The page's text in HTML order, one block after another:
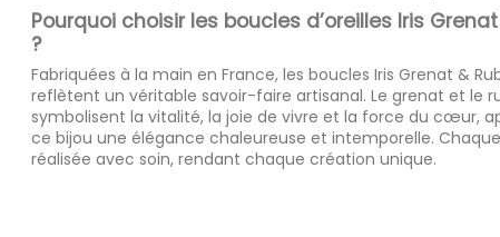
Pourquoi choisir les boucles d’oreilles Iris
?
Fabriquées à la main en France, les boucles Iris Grenat &
reflètent un véritable savoir-faire artisanal. Le grenat et le
symbolisent la vitalité, la joie de vivre et la force du cœur,
ce bijou une élégance chaleureuse et intemporelle.
réalisée avec soin, rendant chaque création unique.